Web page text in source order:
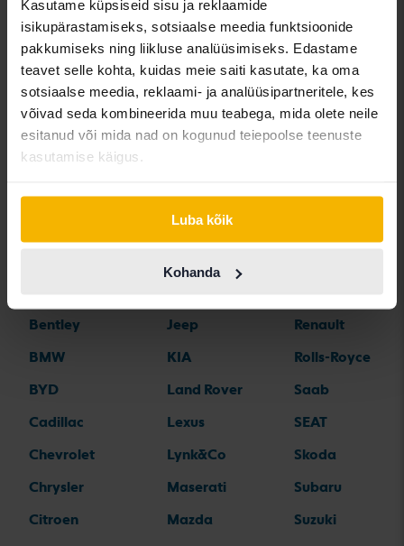
Kasutame küpsiseid sisu ja reklaamide
isikupärastamiseks, sotsiaalse meedia funktsioonide
pakkumiseks ning liikluse analüüsimiseks. Edastame
teavet selle kohta, kuidas meie saiti kasutate, ka oma
sotsiaalse meedia, reklaami- ja analüüsipartneritele, kes
võivad seda kombineerida muu teabega, mida olete neile
esitanud või mida nad on kogunud teiepoolse teenuste
kasutamise käigus.
Luba kõik
Kohanda
Volkswagen ID.5
Volkswagen
Taigo
Roc
Bentley
BMW
BYD
Cadillac
Chevrolet
Chrysler
Citroen
Hyundai
Jeep
KIA
Land Rover
Lexus
Lynk&Co
Maserati
Mazda
Renault
Rolls-Royce
Saab
SEAT
Skoda
Subaru
Suzuki